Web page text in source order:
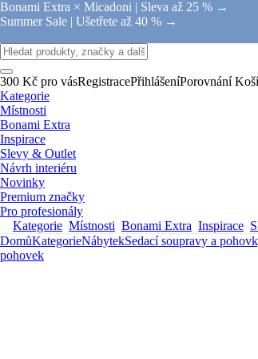
Bonami Extra × Micadoni | Sleva až 25 % →
Summer Sale | Ušetřete až 40 % →
300 Kč pro vásRegistracePřihlášeníPorovnání
Kategorie
Místnosti
Bonami Extra
Inspirace
Slevy & Outlet
Návrh interiéru
Novinky
Premium značky
Pro profesionály
Kategorie Místnosti Bonami Extra Inspirace
DomůKategorieNábytekSedací soupravy a
pohovek